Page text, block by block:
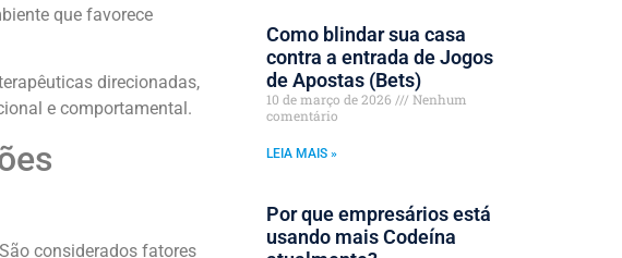
que favorece
direcionadas,
e comportamental.
considerados fatores
Como blindar sua casa
contra a entrada de Jogos
de Apostas (Bets)
10 de março de 2026
Nenhum
comentário
LEIA MAIS »
Por que empresários está
usando mais Codeína